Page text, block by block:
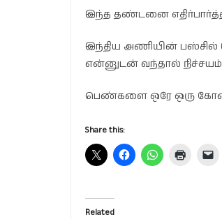
இந்த தண்டனை
இந்திய அணியின்
என்னுடன் வந்தால்
பெண்களை ஒரே ஒரு
Share this:
Related